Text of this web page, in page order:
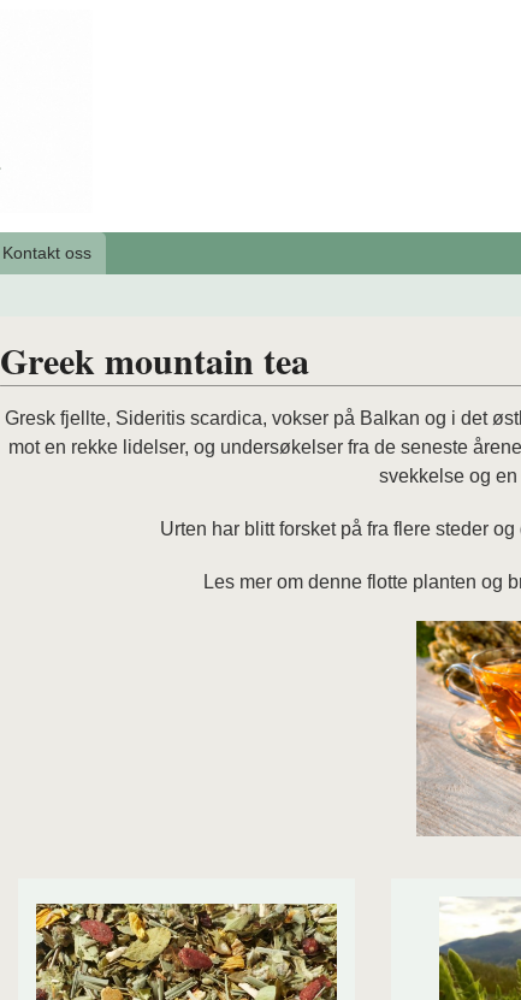
Kontakt oss
Greek mountain tea
Gresk fjellte, Sideritis scardica, vokser på Balkan og i det
mot en rekke lidelser, og undersøkelser fra de seneste
svekkelse og
Urten har blitt forsket på fra flere steder
Les mer om denne flotte planten og